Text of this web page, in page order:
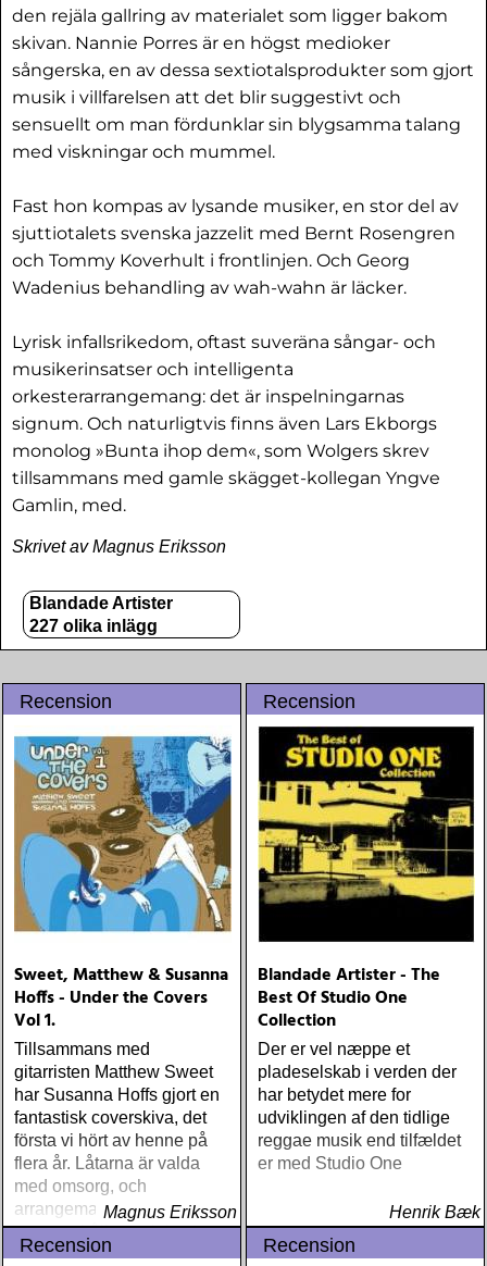
den rejäla gallring av materialet som ligger bakom
skivan. Nannie Porres är en högst medioker
sångerska, en av dessa sextiotalsprodukter som gjort
musik i villfarelsen att det blir suggestivt och
sensuellt om man fördunklar sin blygsamma talang
med viskningar och mummel.
Fast hon kompas av lysande musiker, en stor del av
sjuttiotalets svenska jazzelit med Bernt Rosengren
och Tommy Koverhult i frontlinjen. Och Georg
Wadenius behandling av wah-wahn är läcker.
Lyrisk infallsrikedom, oftast suveräna sångar- och
musikerinsatser och intelligenta
orkesterarrangemang: det är inspelningarnas
signum. Och naturligtvis finns även Lars Ekborgs
monolog »Bunta ihop dem«, som Wolgers skrev
tillsammans med gamle skägget-kollegan Yngve
Gamlin, med.
Skrivet av Magnus Eriksson
Blandade Artister
227 olika inlägg
Recension
Sweet, Matthew & Susanna
Hoffs - Under the Covers
Vol 1.
Tillsammans med
gitarristen Matthew Sweet
har Susanna Hoffs gjort en
fantastisk coverskiva, det
första vi hört av henne på
flera år. Låtarna är valda
med omsorg, och
arrangemangen väl
sammanhållna: mjukt
mullrande gitarr, följsamt
Magnus Eriksson
Recension
Blandade Artister - The
Best Of Studio One
Collection
Der er vel næppe et
pladeselskab i verden der
har betydet mere for
udviklingen af den tidlige
reggae musik end tilfældet
er med Studio One
Henrik Bæk
Recension Recension